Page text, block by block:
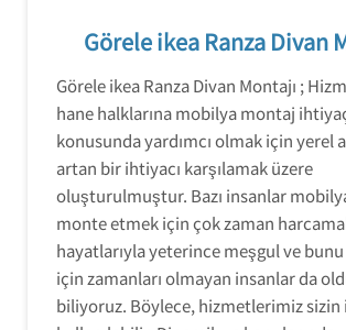
Görele ikea Ranza Divan
Görele ikea Ranza Divan Montajı ;
hane halklarına mobilya montaj
konusunda yardımcı olmak için yerel
artan bir ihtiyacı karşılamak üzere
oluşturulmuştur. Bazı insanlar
monte etmek için çok zaman
hayatlarıyla yeterince meşgul ve
için zamanları olmayan insanlar da
biliyoruz. Böylece, hizmetlerimiz